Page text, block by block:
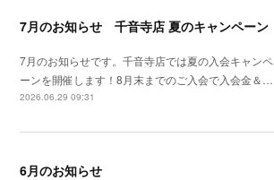
7月のお知らせ 千音寺店 夏のキャンペーン
7月のお知らせです。千音寺店では夏の入会キャンペ
ーンを開催します！8月末までのご入会で入会金＆…
2026.06.29 09:31
6月のお知らせ